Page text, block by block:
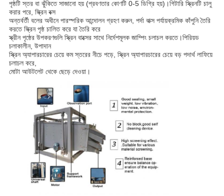
পৃষ্ঠটি স্তর বা ঝুঁকিতে সাজানো হয় (প্রবণতার কোণটি 0-5 ডিগ্রি হয়)।গিটারি স্ক্রিনটি চালু
করার পরে, স্ক্রিন বক্স
অন্তর্বর্তী বলের অধীনে পারস্পরিক আন্দোলন গ্রহণ করুন, পর্দা বাক্স পর্যায়ক্রমিক কাঁপুনি তৈরি
করতে স্ক্রিন পৃষ্ঠ চালিত করে যা তৈরি করে
স্ক্রীন পৃষ্ঠের উপকরণগুলি স্ক্রিন বাক্সের সাথে নির্দেশমূলক জাম্পিং চলাচল করতে।পিরিয়ড
চলাকালীন, উপাদান
স্ক্রিন অ্যাপারচারের চেয়ে কম স্তরের নীচে পড়ে, স্ক্রিন অ্যাপারচারের চেয়ে বড় পদার্থ লাফিয়ে
চলাচল করে,
মোটা আউটলেট থেকে ছেড়ে দেওয়া।